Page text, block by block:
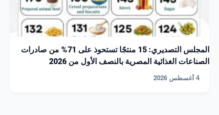
المجلس التصديري: 15 منتجًا تستحوذ على 71% من صادرات
الصناعات الغذائية المصرية بالنصف الأول من 2026
4 أغسطس 2026